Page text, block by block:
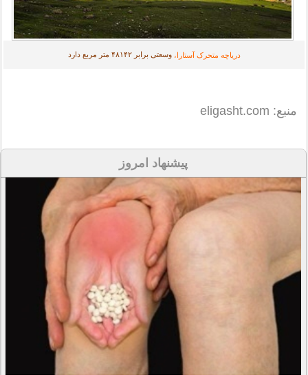
دریاچه متحرک آستارا،وسعتی برابر ۴۸۱۴۲ متر مربع دارد
منبع: eligasht.com
پیشنهاد امروز